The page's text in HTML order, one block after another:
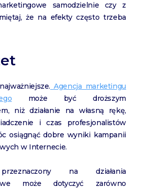
samodzielnie czy z
że na efekty często trzeba
Agencja marketingu
może być droższym
niż działanie na własną rękę,
i czas profesjonalistów
osiągnąć dobre wyniki kampanii
w Internecie.
na działania
może dotyczyć zarówno